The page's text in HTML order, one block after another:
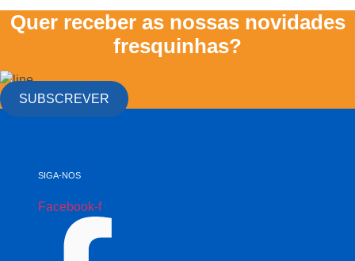
Quer receber as nossas novidades
fresquinhas?
SUBSCREVER
SIGA-NOS
Facebook-f